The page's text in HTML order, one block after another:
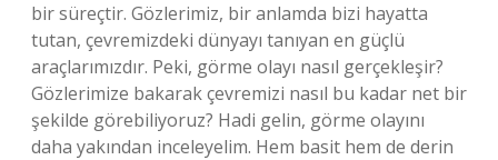
bir süreçtir. Gözlerimiz, bir anlamda bizi hayatta
tutan, çevremizdeki dünyayı tanıyan en güçlü
araçlarımızdır. Peki, görme olayı nasıl gerçekleşir?
Gözlerimize bakarak çevremizi nasıl bu kadar net bir
şekilde görebiliyoruz? Hadi gelin, görme olayını
daha yakından inceleyelim. Hem basit hem de derin